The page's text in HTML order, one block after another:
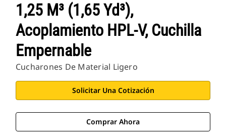
1,25 M³ (1,65 Yd³),
Acoplamiento HPL-V, Cuchilla
Empernable
Cucharones De Material Ligero
Solicitar Una Cotización
Comprar Ahora